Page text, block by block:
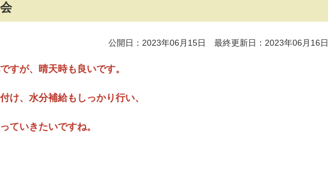
公開日：2023年06月15日 最終更新日：2023年06月16日
すが、晴天時も良いです。
け、水分補給もしっかり行い、
ていきたいですね。